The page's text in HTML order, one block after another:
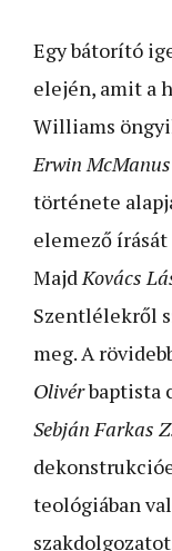
Egy bátorító
elején, amit a
Williams
Erwin McManus
története
elemező
Majd Kovács
Szentlélekről
meg. A
Olivérbaptista
Sebján Farkas
teológiában